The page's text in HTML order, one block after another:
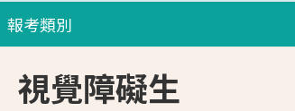
報考類別
視覺障礙生